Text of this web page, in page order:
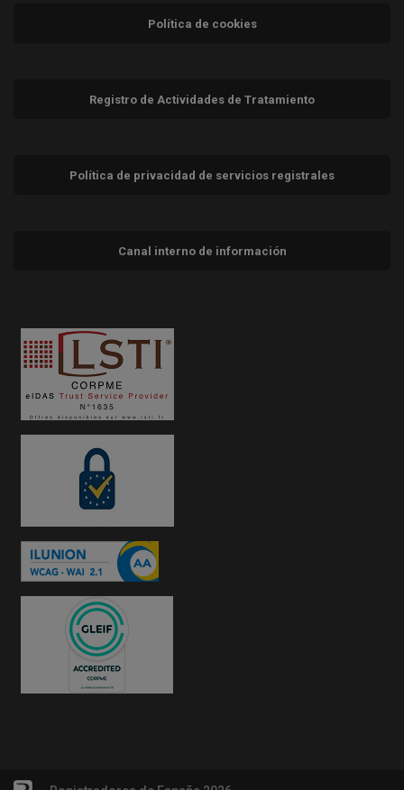
Política de cookies
Registro de Actividades de Tratamiento
Política de privacidad de servicios registrales
Canal interno de información